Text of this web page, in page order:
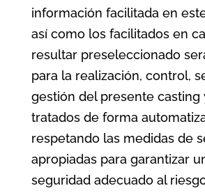
información facilitada en
así como los facilitados en
resultar preseleccionado
para la realización, control,
gestión del presente casting
tratados de forma
respetando las medidas de
apropiadas para garantizar
seguridad adecuado al